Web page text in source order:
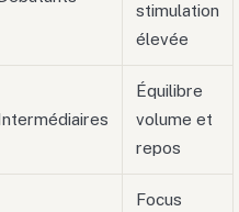
stimulation
élevée
Équilibre
volume et
repos
Focus